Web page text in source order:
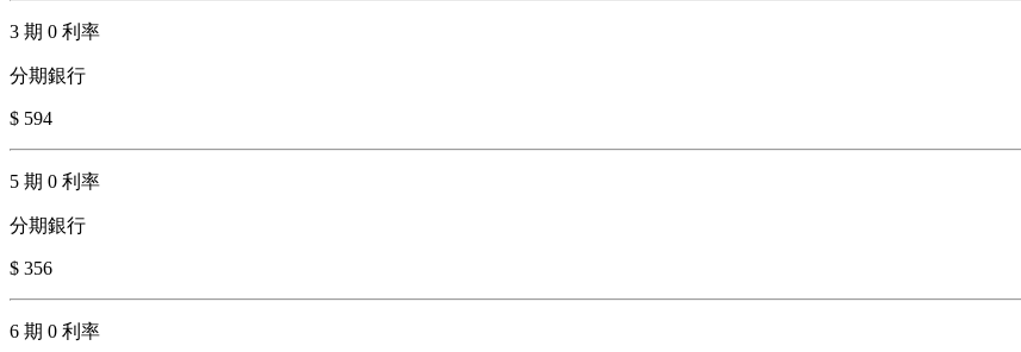
3 期 0 利率
分期銀行
$ 594
5 期 0 利率
分期銀行
$ 356
6 期 0 利率